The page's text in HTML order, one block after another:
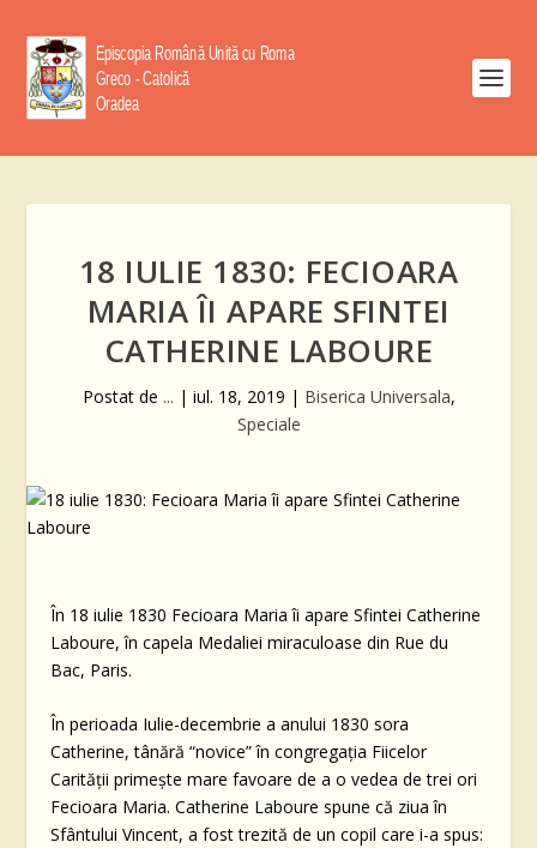
18 IULIE 1830: FECIOARA
MARIA ÎI APARE SFINTEI
CATHERINE LABOURE
Postat de ... | iul. 18, 2019 | Biserica Universala,
Speciale
În 18 iulie 1830 Fecioara Maria îi apare Sfintei Catherine
Laboure, în capela Medaliei miraculoase din Rue du
Bac, Paris.
În perioada Iulie-decembrie a anului 1830 sora
Catherine, tânără “novice” în congregația Fiicelor
Carității primește mare favoare de a o vedea de trei ori
Fecioara Maria.Catherine Laboure spune că ziua în
Sfântului Vincent, a fost trezită de un copil care i-a spus: